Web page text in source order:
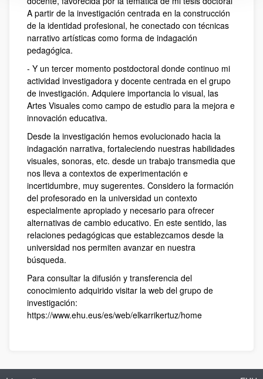
A partir de la investigación centrada en la construcción
de la identidad profesional, he conectado con técnicas
narrativo artísticas como forma de indagación
pedagógica.
- Y un tercer momento postdoctoral donde continuo mi
actividad investigadora y docente centrada en el grupo
de investigación. Adquiere importancia lo visual, las
Artes Visuales como campo de estudio para la mejora e
innovación educativa.
Desde la investigación hemos evolucionado hacia la
indagación narrativa, fortaleciendo nuestras habilidades
visuales, sonoras, etc. desde un trabajo transmedia que
nos lleva a contextos de experimentación e
incertidumbre, muy sugerentes. Considero la formación
del profesorado en la universidad un contexto
especialmente apropiado y necesario para ofrecer
alternativas de cambio educativo. En este sentido, las
relaciones pedagógicas que establezcamos desde la
universidad nos permiten avanzar en nuestra
búsqueda.
Para consultar la difusión y transferencia del
conocimiento adquirido visitar la web del grupo de
investigación:
https://www.ehu.eus/es/web/elkarrikertuz/home